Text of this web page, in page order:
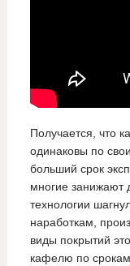
Получается, что
одинаковы по
больший срок
многие занижают
технологии
наработкам,
виды покрытий
кафелю по